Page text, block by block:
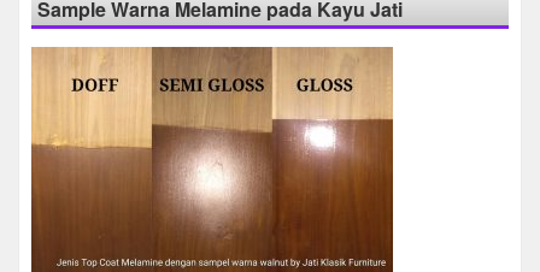
Sample Warna Melamine pada Kayu Jati